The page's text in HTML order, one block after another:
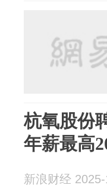
杭氧股份
年薪最高
新浪财经